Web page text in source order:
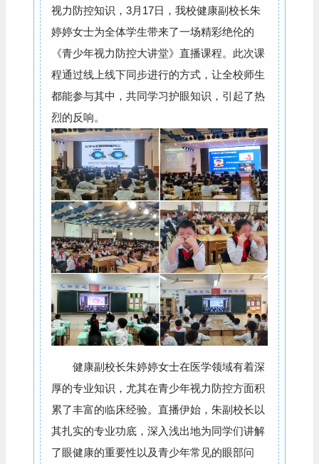
视力防控知识，3月17日，我校健康副校长朱
婷婷女士为全体学生带来了一场精彩绝伦的
《青少年视力防控大讲堂》直播课程。此次课
程通过线上线下同步进行的方式，让全校师生
都能参与其中，共同学习护眼知识，引起了热
烈的反响。
健康副校长朱婷婷女士在医学领域有着深
厚的专业知识，尤其在青少年视力防控方面积
累了丰富的临床经验。直播伊始，朱副校长以
其扎实的专业功底，深入浅出地为同学们讲解
了眼健康的重要性以及青少年常见的眼部问